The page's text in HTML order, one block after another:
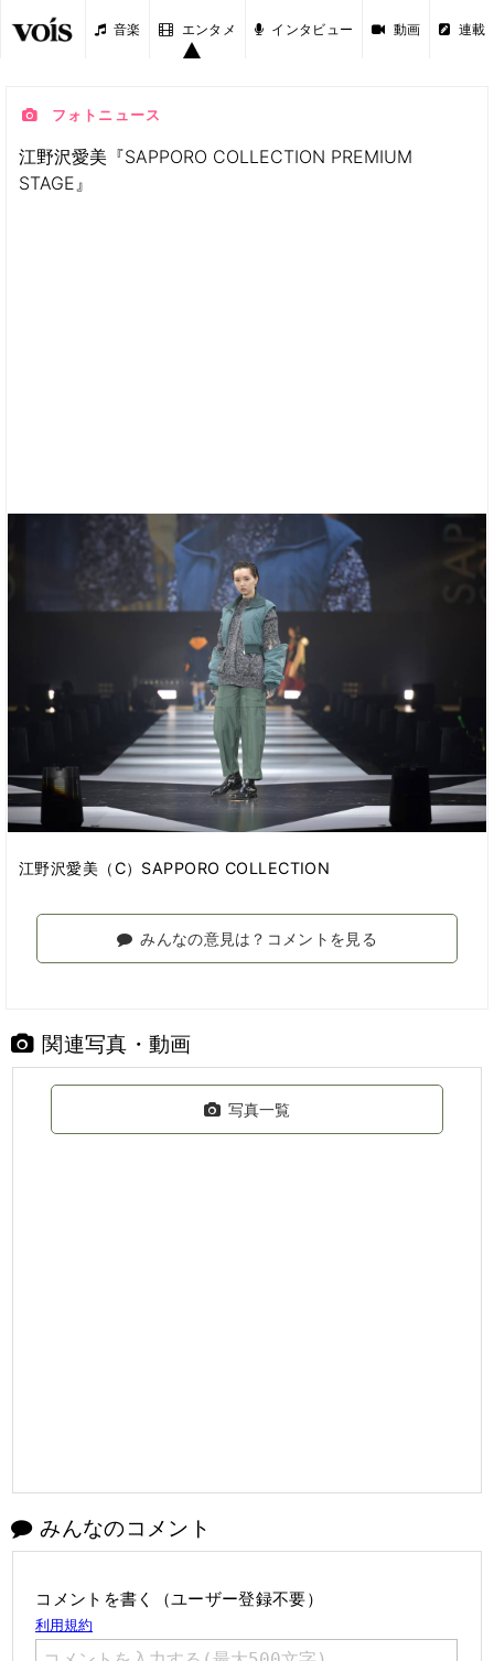
音楽 エンタメ インタビュー 動画 連載
フォトニュース
江野沢愛美『SAPPORO COLLECTION PREMIUM
STAGE』
江野沢愛美（C）SAPPORO COLLECTION
みんなの意見は？コメントを見る
関連写真・動画
写真一覧
みんなのコメント
コメントを書く（ユーザー登録不要）